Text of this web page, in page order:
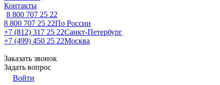
Контакты
8 800 707 25 22
8 800 707 25 22По России
+7 (812) 317 25 22Санкт-Петербург
+7 (499) 450 25 22Москва
Заказать звонок
Задать вопрос
Войти